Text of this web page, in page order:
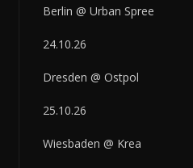
Berlin @ Urban Spree
24.10.26
Dresden @ Ostpol
25.10.26
Wiesbaden @ Krea